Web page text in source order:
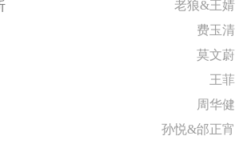
老狼&王婧
费玉清
莫文蔚
王菲
周华健
孙悦&邰正宵